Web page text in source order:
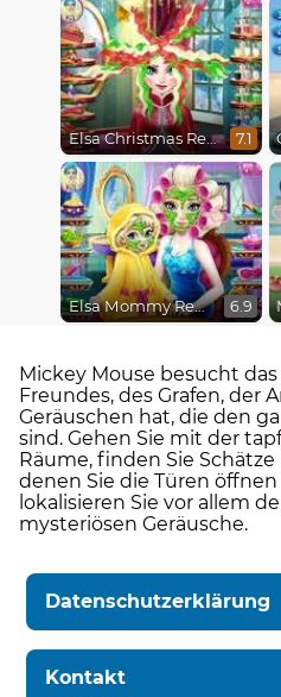
Elsa Christmas Real Haircuts 7.1
Elsa Mommy Real Makeover 6.9
Mickey Mouse besucht das
Freundes, des Grafen, der
Geräuschen hat, die den
sind. Gehen Sie mit der
Räume, finden Sie
denen Sie die Türen
lokalisieren Sie vor allem
mysteriösen Geräusche.
Datenschutzerklärung
Kontakt